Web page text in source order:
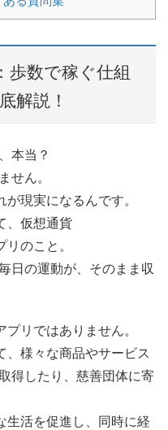
歩数で稼ぐ仕組
解説！
本当？
せん。
現実になるんです。
、仮想通貨
リのこと。
日の運動が、そのまま収
リではありません。
、様々な商品やサービス
得したり、慈善団体に寄
生活を促進し、同時に経